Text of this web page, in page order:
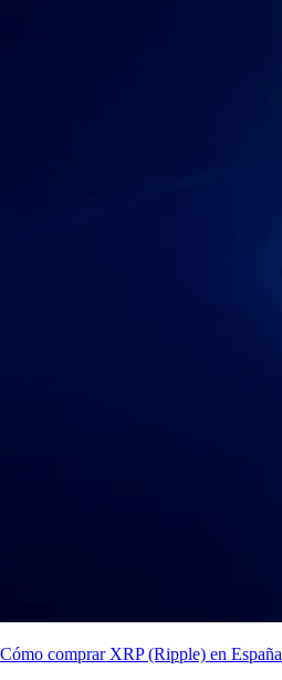
Cómo comprar XRP (Ripple) en España